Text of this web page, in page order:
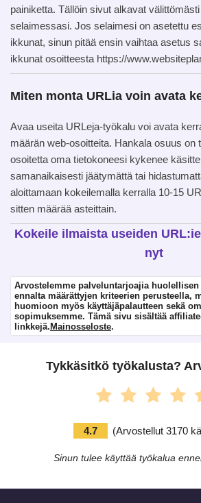
painiketta. Tällöin sivut alkavat
selaimessasi. Jos selaimesi on asetettu
ikkunat, sinun pitää ensin vaihtaa asetus
ikkunat osoitteesta https://
Miten monta URLia voin avata
Avaa useita URLeja-työkalu voi avata
määrän web-osoitteita. Hankala osuus on
osoitetta oma tietokoneesi kykenee
samanaikaisesti jäätymättä tai
aloittamaan kokeilemalla kerralla 10-15
sitten määrää asteittain.
Kokeile ilmaista useiden
nyt
Arvostelemme palveluntarjoajia huolellisen
ennalta määrättyjen kriteerien perusteella,
huomioon myös käyttäjäpalautteen sekä
sopimuksemme. Tämä sivu sisältää
linkkejä. Mainosseloste.
Tykkäsitkö työkalusta?
4.7 (Arvostellut 3170
Sinun tulee käyttää työkalua